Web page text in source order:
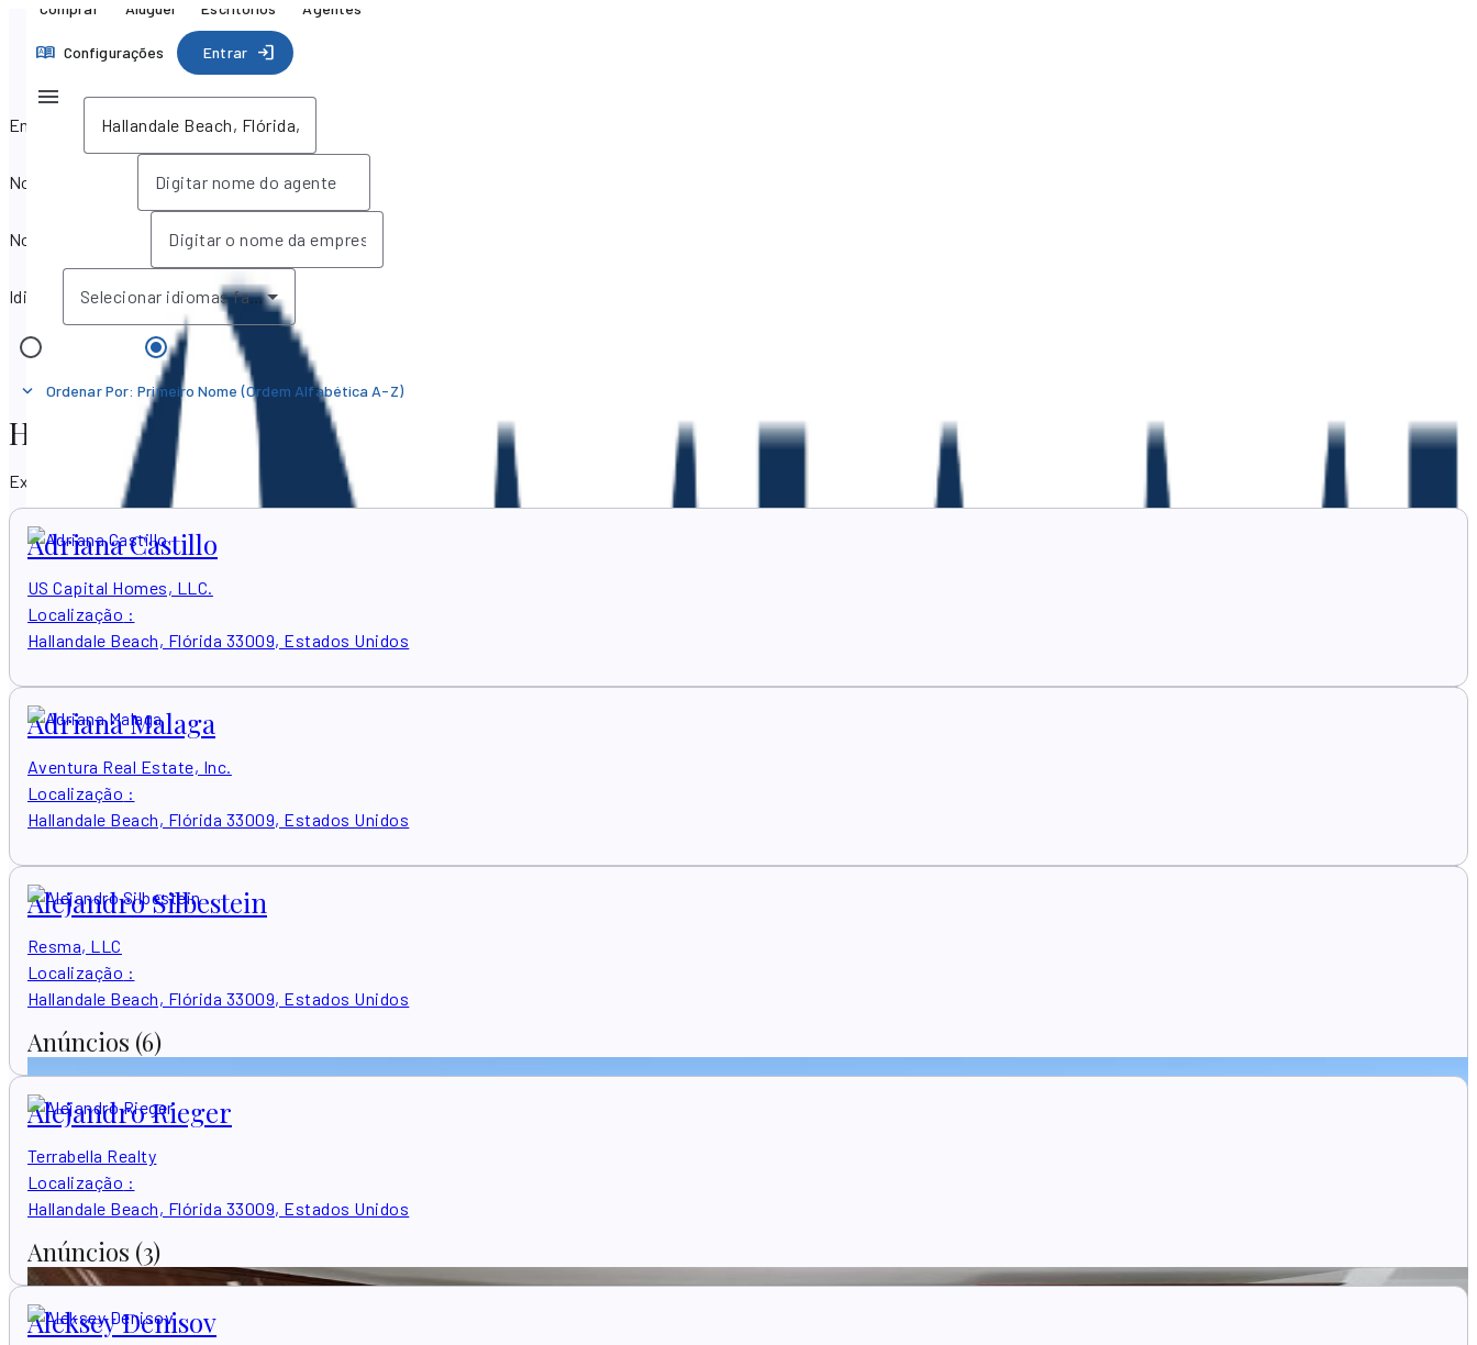
Comprar Aluguel Escritórios Agentes
Configurações Entrar
Endereço
Nome do agente
Nome da empresa
Idioma Selecionar idiomas falados
Agentes
Ordenar Por:Primeiro Nome (Ordem Alfabética A-Z)
Hallandale Beach, Flórida, Estados Unidos agentes imobiliários & corretores
Exibindo 226 resultados
Adriana Castillo
US Capital Homes, LLC.
Localização :
Hallandale Beach, Flórida 33009, Estados Unidos
Adriana Malaga
Aventura Real Estate, Inc.
Localização :
Hallandale Beach, Flórida 33009, Estados Unidos
Alejandro Silbestein
Resma, LLC
Localização :
Hallandale Beach, Flórida 33009, Estados Unidos
Anúncios (6)
Alejandro Rieger
Terrabella Realty
Localização :
Hallandale Beach, Flórida 33009, Estados Unidos
Anúncios (3)
Aleksey Denisov